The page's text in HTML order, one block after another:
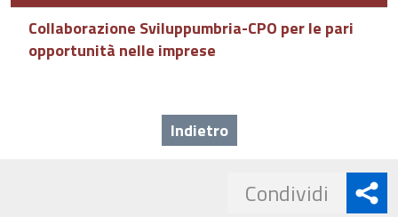
Collaborazione Sviluppumbria-CPO per le pari
opportunità nelle imprese
Indietro
Condividi